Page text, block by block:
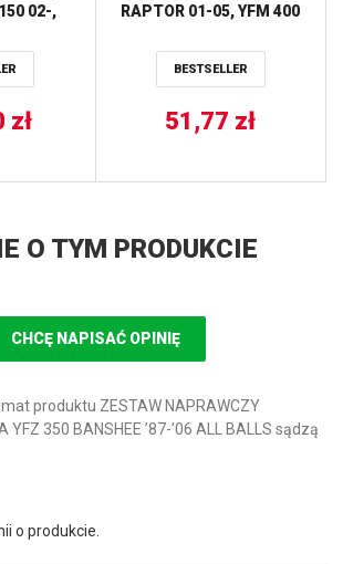
02-,
KLX 250
07, H2
91-95,
97,
zł
RAPTOR 01-05, YFM 400
TOURMAX
BESTSELLER
51,77 zł
O TYM PRODUKCIE
CHCĘ NAPISAĆ OPINIĘ
produktu ZESTAW NAPRAWCZY
YFZ 350 BANSHEE ’87-’06 ALL BALLS sądzą
o produkcie.